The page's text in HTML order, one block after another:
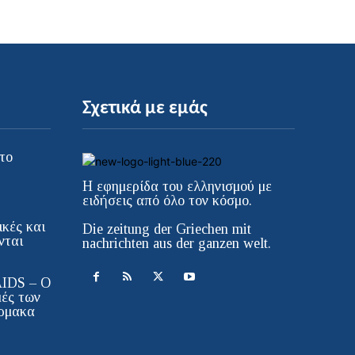
και
– Ο
των
Σχετικά με εμάς
Η εφημερίδα του ελληνισμού με
ειδήσεις από όλο τον κόσμο.
Die zeitung der Griechen mit
nachrichten aus der ganzen welt.